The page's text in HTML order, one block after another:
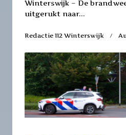
Winterswijk – De
uitgerukt naar...
Redactie 112 Winterswijk